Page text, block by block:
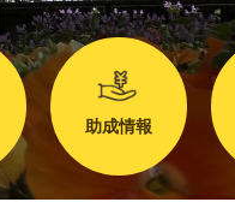
助成情報